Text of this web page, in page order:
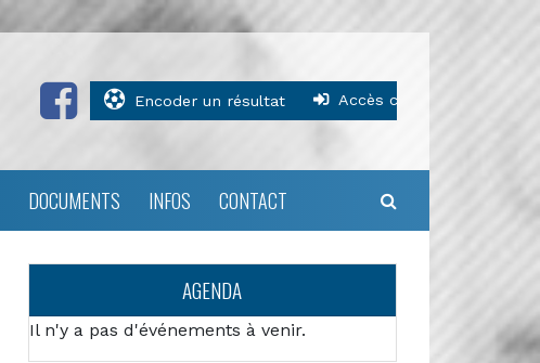
Encoder un résultat Accès clubs
DOCUMENTS INFOS CONTACT
AGENDA
Il n'y a pas d'événements à venir.